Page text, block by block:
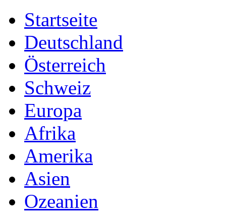
Startseite
Deutschland
Österreich
Schweiz
Europa
Afrika
Amerika
Asien
Ozeanien